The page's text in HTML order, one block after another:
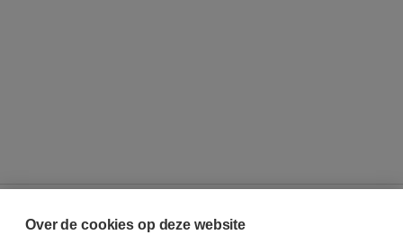
Over de cookies op deze website